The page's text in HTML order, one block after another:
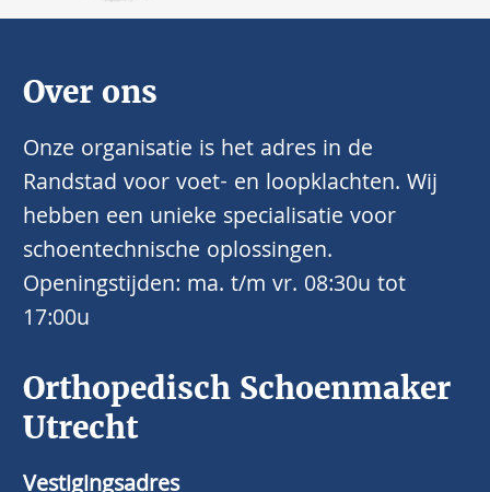
Orthopedisch Schoenmaker
Utrecht
Over ons
Onze organisatie is het adres in de
Randstad voor voet- en loopklachten. Wij
hebben een unieke specialisatie voor
schoentechnische oplossingen.
Openingstijden: ma. t/m vr. 08:30u tot
17:00u